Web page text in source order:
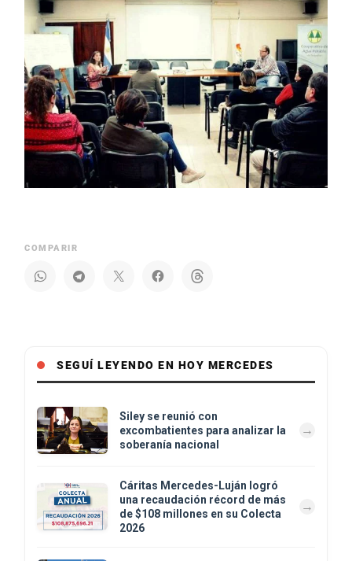
COMPARIR
SEGUÍ LEYENDO EN HOY MERCEDES
Siley se reunió con
excombatientes para analizar la
soberanía nacional
Cáritas Mercedes-Luján logró
una recaudación récord de más
de $108 millones en su Colecta
2026